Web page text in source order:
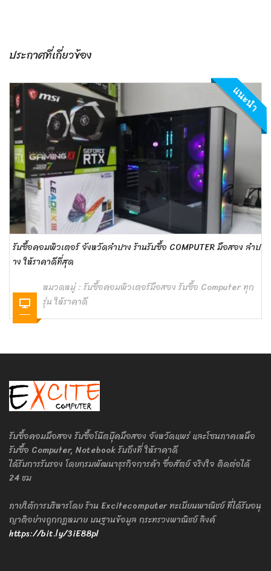
ประกาศที่เกี่ยวข้อง
แนะนำ
รับซื้อคอมพิวเตอร์ จังหวัดลำปาง ร้านรับซื้อ COMPUTER มือสอง ลำป
าง ให้ราคาดีที่สุด
หมวดหมู่ : รับซื้อคอมพิวเตอร์มือสอง รับซื้อ Computer ทุก
รุ่น ให้ราคาดี
รับซื้อคอมมือสอง รับซื้อโน๊ตบุ๊คมือสอง จังหวัดแพร่ และโซนภาคเหนือ
รับซื้อ Computer, Notebook รับถึงที่ ให้ราคาดี
ได้รับการรับรอง โดยกรมพัฒนาธุรกิจการค้า ซื่อสัตย์ จริงใจ ติดต่อได้
24 ชม
ภายใต้การบริหารโดย ร้าน Excitecomputer ทะเบียนพาณิชย์ ที่ได้รับอนุ
ญาติอย่างถูกกฎหมาย บนฐานข้อมูล กระทรวงพาณิชย์ ลิงค์
https://bit.ly/3iE88pl